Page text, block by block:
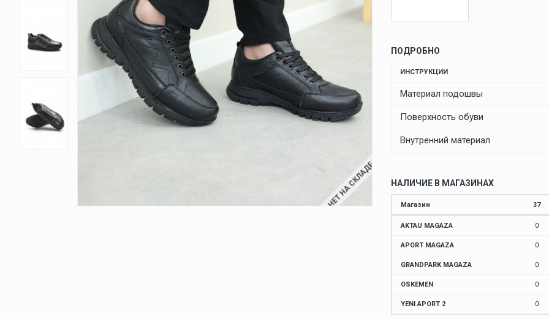
НЕТ НА СКЛАДЕ
ПОДРОБНО
ИНСТРУКЦИИ
Материал подошвы
Поверхность обуви
Внутренний материал
НАЛИЧИЕ В МАГАЗИНАХ
Магазин 37
AKTAU MAGAZA 0
APORT MAGAZA 0
GRANDPARK MAGAZA 0
OSKEMEN 0
YENI APORT 2 0